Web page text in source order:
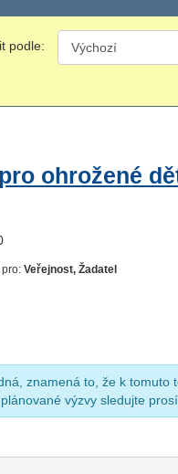
podle:
ohrožené
pro:Veřejnost, Žadatel
znamená to, že k tomuto
výzvy sledujte